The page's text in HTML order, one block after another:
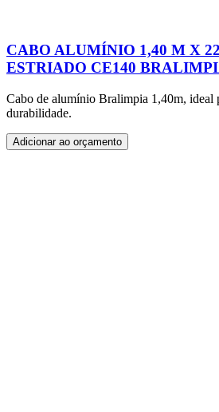
CABO ALUMÍNIO 1,40 M X
ESTRIADO CE140
Cabo de alumínio Bralimpia 1,40m, ideal
durabilidade.
Adicionar ao orçamento